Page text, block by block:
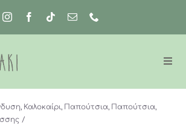
Καλοκαίρι Παπούτσια Παπούτσια